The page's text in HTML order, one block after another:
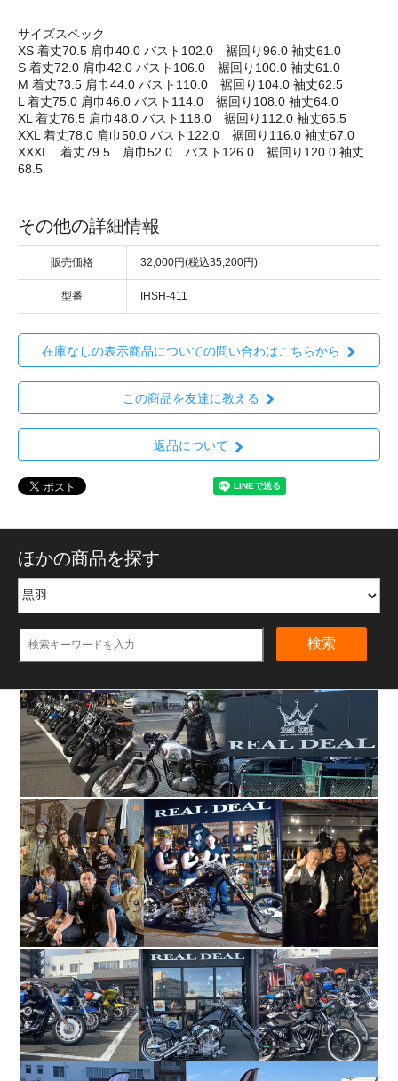
サイズスペック
XS 着丈70.5 肩巾40.0 バスト102.0 裾回り96.0 袖丈61.0
S 着丈72.0 肩巾42.0 バスト106.0 裾回り100.0 袖丈61.0
M 着丈73.5 肩巾44.0 バスト110.0 裾回り104.0 袖丈62.5
L 着丈75.0 肩巾46.0 バスト114.0 裾回り108.0 袖丈64.0
XL 着丈76.5 肩巾48.0 バスト118.0 裾回り112.0 袖丈65.5
XXL 着丈78.0 肩巾50.0 バスト122.0 裾回り116.0 袖丈67.0
XXXL 着丈79.5 肩巾52.0 バスト126.0 裾回り120.0 袖丈
68.5
その他の詳細情報
販売価格 32,000円(税込35,200円)
型番 IHSH-411
在庫なしの表示商品についての問い合わはこちらから
この商品を友達に教える
返品について
ほかの商品を探す
検索